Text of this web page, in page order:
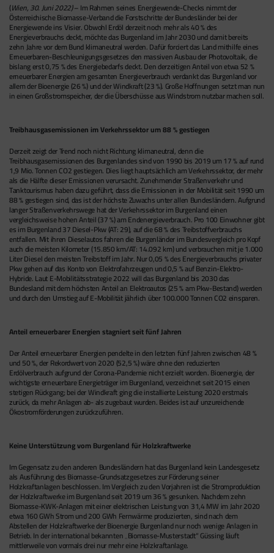
(Wien, 30. Juni 2022)– Im Rahmen seines Energiewende-Checks nimmt der
Österreichische Biomasse-Verband die Forstschritte der Bundesländer bei der
Energiewende ins Visier. Obwohl Erdöl derzeit noch mehr als 40 % des
Energieverbrauchs deckt, möchte das Burgenland im Jahr 2030 und damit bereits
zehn Jahre vor dem Bund klimaneutral werden. Dafür forciert das Land mithilfe eines
Erneuerbaren-Beschleunigungsgesetzes den massiven Ausbau der Photovoltaik, die
bislang erst 0,75 % des Energiebedarfs deckt. Den derzeitigen Anteil von etwa 52 %
erneuerbarer Energien am gesamten Energieverbrauch verdankt das Burgenland vor
allem der Bioenergie (26 %) und der Windkraft (23 %). Große Hoffnungen setzt man nun
in einen Großstromspeicher, der die Überschüsse aus Windstrom nutzbar machen soll.
Treibhausgasemissionen im Verkehrssektor um 88 % gestiegen
Derzeit zeigt der Trend noch nicht Richtung klimaneutral, denn die
Treibhausgasemissionen des Burgenlandes sind von 1990 bis 2019 um 17 % auf rund
1,9 Mio. Tonnen CO2 gestiegen. Dies liegt hauptsächlich am Verkehrssektor, der mehr
als die Hälfte dieser Emissionen verursacht. Zunehmender Straßenverkehr und
Tanktourismus haben dazu geführt, dass die Emissionen in der Mobilität seit 1990 um
88 % gestiegen sind, das ist der höchste Zuwachs unter allen Bundesländern. Aufgrund
langer Straßenverkehrswege hat der Verkehrssektor im Burgenland einen
vergleichsweise hohen Anteil (37 %) am Endenergieverbrauch. Pro 100 Einwohner gibt
es im Burgenland 37 Diesel-Pkw (AT: 29), auf die 68 % des Treibstoffverbrauchs
entfallen. Mit ihren Dieselautos fahren die Burgenländer im Bundesvergleich pro Kopf
auch die meisten Kilometer (15.850 km/AT: 14.092 km) und verbrauchen mit je 1.000
Liter Diesel den meisten Treibstoff im Jahr. Nur 0,05 % des Energieverbrauchs privater
Pkw gehen auf das Konto von Elektrofahrzeugen und 0,5 % auf Benzin-Elektro-
Hybride. Laut E-Mobilitätsstrategie 2022 will das Burgenland bis 2030 das
Bundesland mit dem höchsten Anteil an Elektroautos (25 % am Pkw-Bestand) werden
und durch den Umstieg auf E-Mobilität jährlich über 100.000 Tonnen CO2 einsparen.
Anteil erneuerbarer Energien stagniert seit fünf Jahren
Der Anteil erneuerbarer Energien pendelte in den letzten fünf Jahren zwischen 48 %
und 50 %, der Rekordwert von 2020 (52,5 %) wäre ohne den reduzierten
Erdölverbrauch aufgrund der Corona-Pandemie nicht erzielt worden. Bioenergie, der
wichtigste erneuerbare Energieträger im Burgenland, verzeichnet seit 2015 einen
stetigen Rückgang; bei der Windkraft ging die installierte Leistung 2020 erstmals
zurück, da mehr Anlagen ab- als zugebaut wurden. Beides ist auf unzureichende
Ökostromförderungen zurückzuführen.
Keine Unterstützung vom Burgenland für Holzkraftwerke
Im Gegensatz zu den anderen Bundesländern hat das Burgenland kein Landesgesetz
als Ausführung des Biomasse-Grundsatzgesetzes zur Förderung seiner
Holzkraftanlagen beschlossen. Im Vergleich zu den Vorjahren ist die Stromproduktion
der Holzkraftwerke im Burgenland seit 2019 um 36 % gesunken. Nachdem zehn
Biomasse-KWK-Anlagen mit einer elektrischen Leistung von 31,4 MW im Jahr 2020
etwa 160 GWh Strom und 200 GWh Fernwärme produzierten, sind nach dem
Abstellen der Holzkraftwerke der Bioenergie Burgenland nur noch wenige Anlagen in
Betrieb. In der international bekannten „Biomasse-Musterstadt“ Güssing läuft
mittlerweile von vormals drei nur mehr eine Holzkraftanlage.